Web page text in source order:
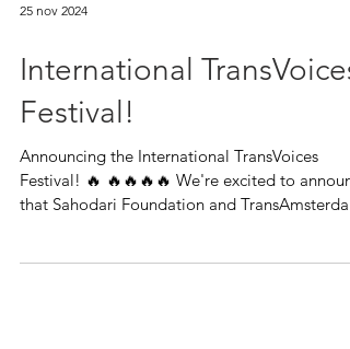
International TransVoices
Festival!
Announcing the International TransVoices
are...